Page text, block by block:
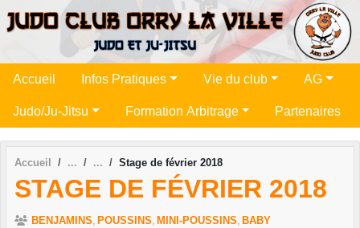
Accueil Infos Pratiques Vie du club AG
Judo/Ju-Jitsu Formation Arbitrage Partenaires
Accueil Stage de février 2018
STAGE DE FÉVRIER 2018
BENJAMINS POUSSINS MINI-POUSSINS BABY
Panneau de gestion des cookies